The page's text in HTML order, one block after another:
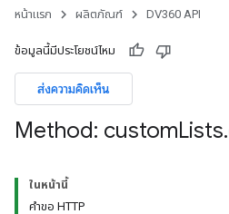
หน้าแรก ผลิตภัณฑ์ DV360 API
ข้อมูลนี้มีประโยชน์ไหม
ส่งความคิดเห็น
Method: customLists.
ในหน้านี้
คำขอ HTTP